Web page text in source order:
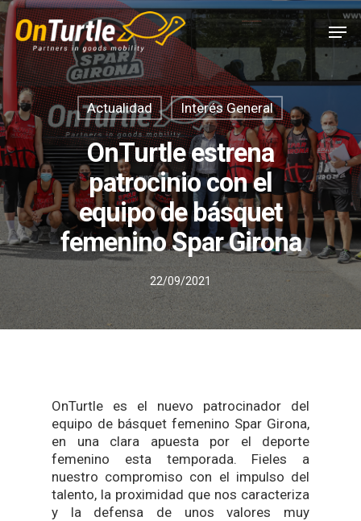
Skip
to
main
content
Actualidad Interés General
OnTurtle estrena
patrocinio con el
equipo de básquet
femenino Spar Girona
22/09/2021
OnTurtle es el nuevo patrocinador del
equipo de básquet femenino Spar Girona,
en una clara apuesta por el deporte
femenino esta temporada. Fieles a
nuestro compromiso con el impulso del
talento, la proximidad que nos caracteriza
y la defensa de unos valores muy